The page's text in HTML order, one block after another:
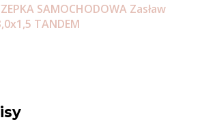
SAMOCHODOWA Zasław
TANDEM